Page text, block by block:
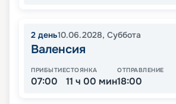
2 день10.06.2028, Суббота
Валенсия
ПРИБЫТИЕ
07:00
СТОЯНКА
11 ч 00 мин
ОТПРАВЛЕНИЕ
18:00